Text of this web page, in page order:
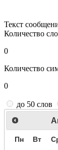
Текст
Количество
0
Количество
0
до 50 слов
Пн Вт